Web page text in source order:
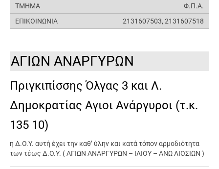
Φ.Π.Α.
2131607503, 2131607518
ΑΓΙΩΝ ΑΝΑΡΓΥΡΩΝ
Πριγκιπίσσης Όλγας 3 και Λ.
Δημοκρατίας Αγιοι Ανάργυροι (τ.κ.
135 10)
η Δ.Ο.Υ. αυτή έχει την καθ’ ύλην και κατά τόπον αρμοδιότητα
των τέως Δ.Ο.Υ. ( ΑΓΙΩΝ ΑΝΑΡΓΥΡΩΝ – ΙΛΙΟΥ – ΑΝΩ ΛΙΟΣΙΩΝ )